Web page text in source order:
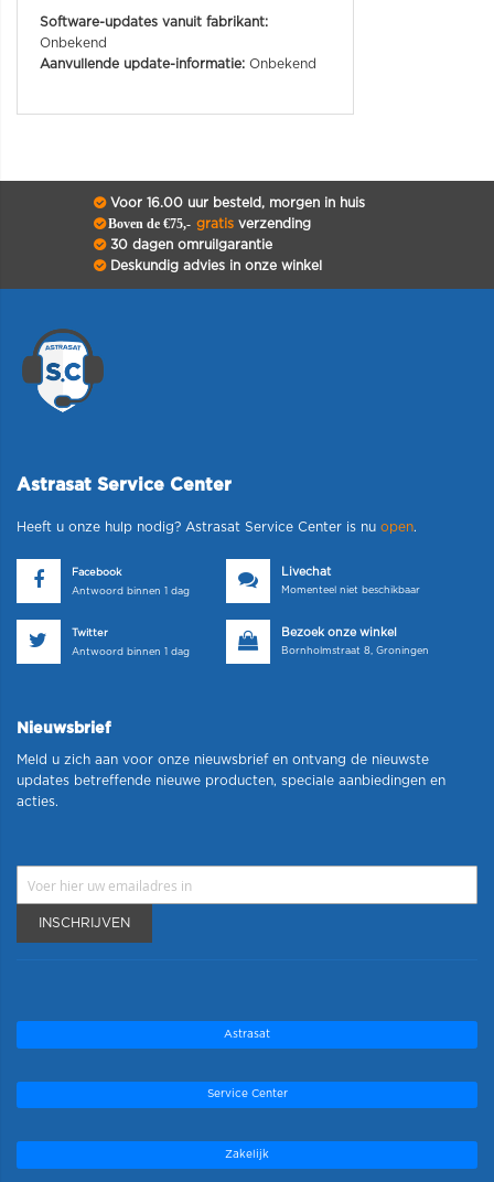
Software-updates vanuit fabrikant:
Onbekend
Aanvullende update-informatie: Onbekend
Voor 16.00 uur besteld, morgen in huis
Boven de €75,- gratisverzending
30 dagen omruilgarantie
Deskundig advies in onze winkel
Astrasat Service Center
Heeft u onze hulp nodig? Astrasat Service Center is nu open.
Facebook
Antwoord binnen 1 dag
Livechat
Momenteel niet beschikbaar
Twitter
Antwoord binnen 1 dag
Bezoek onze winkel
Bornholmstraat 8, Groningen
Nieuwsbrief
Meld u zich aan voor onze nieuwsbrief en ontvang de nieuwste
updates betreffende nieuwe producten, speciale aanbiedingen en
acties.
INSCHRIJVEN
Astrasat
Service Center
Zakelijk